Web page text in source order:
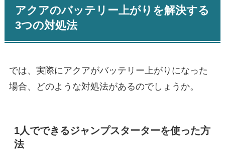
アクアのバッテリー上がりを解決する
3つの対処法
では、実際にアクアがバッテリー上がりになった
場合、どのような対処法があるのでしょうか。
1人でできるジャンプスターターを使った方
法